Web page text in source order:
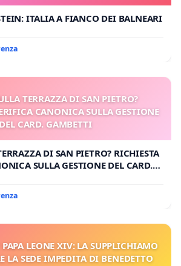
ITALIA A FIANCO DEI BALNEARI
TERRAZZA DI SAN PIETRO?
CANONICA SULLA GESTIONE
DEL CARD. GAMBETTI
DI SAN PIETRO? RICHIESTA
SULLA GESTIONE DEL CARD.
LEONE XIV: LA SUPPLICHIAMO
LA SEDE IMPEDITA DI BENEDETTO